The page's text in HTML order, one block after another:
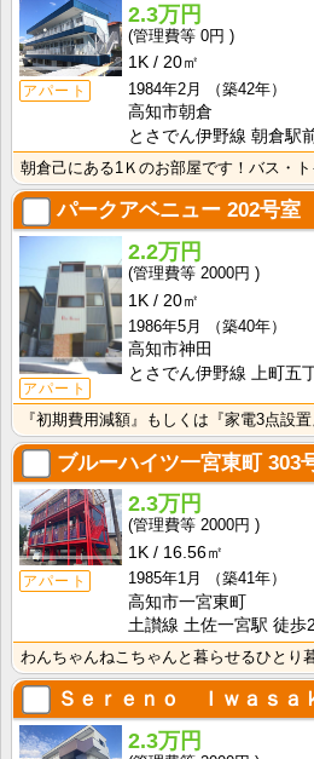
アパート
2.3万円
0円
1K
20㎡
1984年2月
（築42年）
高知市朝倉
とさでん伊野線 朝倉駅
パークアベニュー 202号室
アパート
2.2万円
2000円
1K
20㎡
1986年5月
（築40年）
高知市神田
とさでん伊野線 上町五
ブルーハイツ一宮東町303
アパート
2.3万円
2000円
1K
16.56㎡
1985年1月
（築41年）
高知市一宮東町
土讃線 土佐一宮駅 徒歩
Ｓｅｒｅｎｏ Ｉｗａｓａ
2.3万円